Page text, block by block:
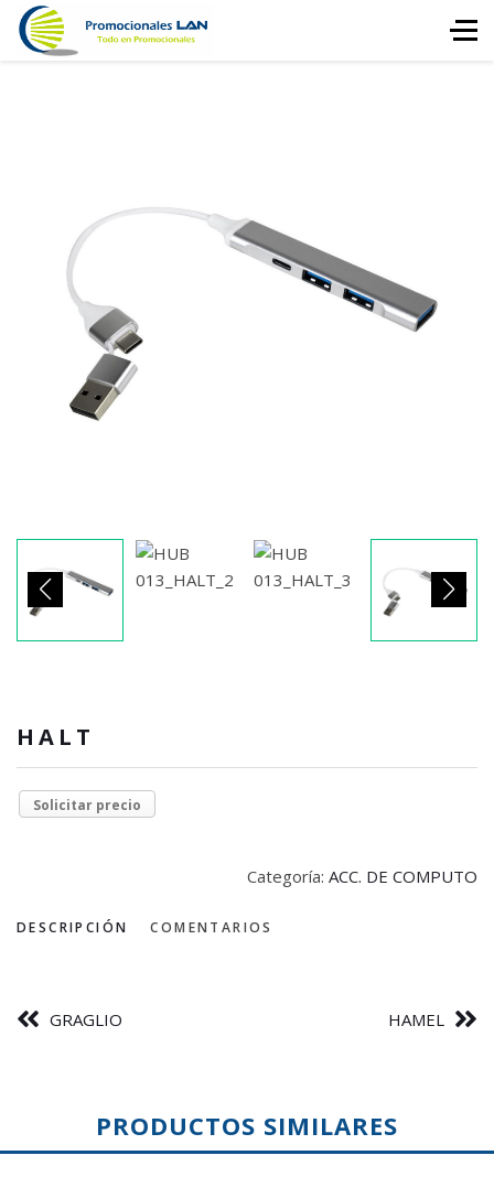
HALT
Solicitar precio
Categoría: ACC. DE COMPUTO
DESCRIPCIÓN COMENTARIOS
GRAGLIO HAMEL
PRODUCTOS SIMILARES